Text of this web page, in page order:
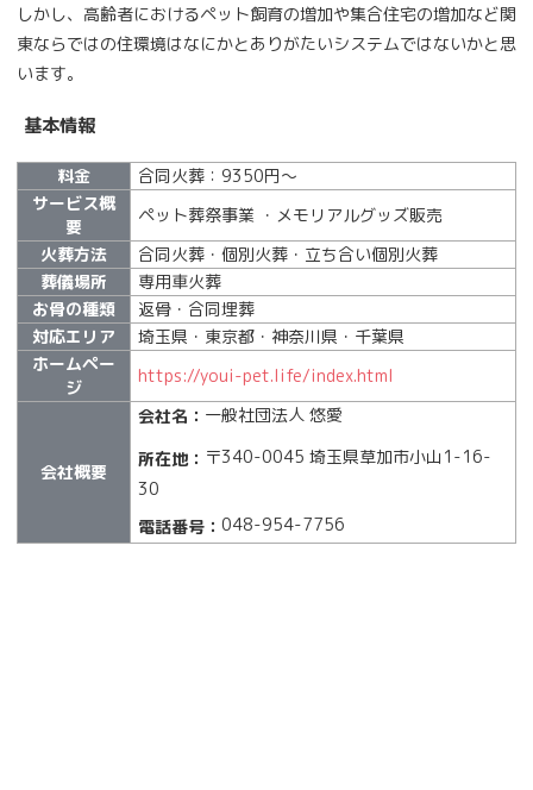
しかし、高齢者におけるペット飼育の増加や集合住宅の増加など関
東ならではの住環境はなにかとありがたいシステムではないかと思
います。
基本情報
料金
合同火葬：9350円～
サービス概
要
ペット葬祭事業 ・メモリアルグッズ販売
火葬方法
合同火葬・個別火葬・立ち合い個別火葬
葬儀場所
専用車火葬
お骨の種類
返骨・合同埋葬
対応エリア
埼玉県・東京都・神奈川県・千葉県
ホームペー
ジ
https://youi-pet.life/index.html
会社概要
会社名： 一般社団法人 悠愛
所在地： 〒340-0045 埼玉県草加市小山1-16-
30
電話番号： 048-954-7756